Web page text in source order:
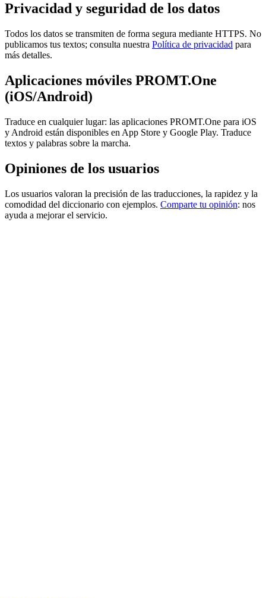
Privacidad y seguridad de los datos
Todos los datos se transmiten de forma segura mediante HTTPS. No
publicamos tus textos; consulta nuestra Política de privacidad para
más detalles.
Aplicaciones móviles PROMT.One
(iOS/Android)
Traduce en cualquier lugar: las aplicaciones PROMT.One para iOS
y Android están disponibles en App Store y Google Play. Traduce
textos y palabras sobre la marcha.
Opiniones de los usuarios
Los usuarios valoran la precisión de las traducciones, la rapidez y la
comodidad del diccionario con ejemplos. Comparte tu opinión: nos
ayuda a mejorar el servicio.